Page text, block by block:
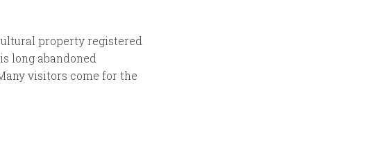
property registered
long abandoned
visitors come for the